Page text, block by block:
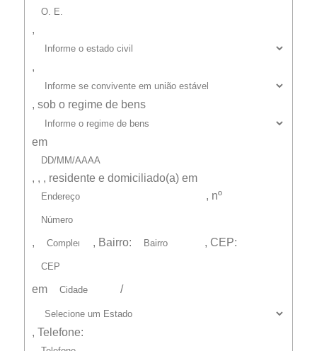
,
,
, sob o regime de bens
em
, , , residente e domiciliado(a) em
, nº
, , Bairro: , CEP:
em /
, Telefone: